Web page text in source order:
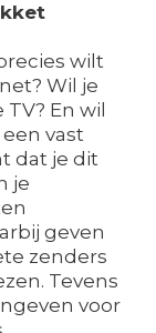
wilt
Wil je
En wil
vast
dat je dit
je
geven
zenders
Tevens
voor